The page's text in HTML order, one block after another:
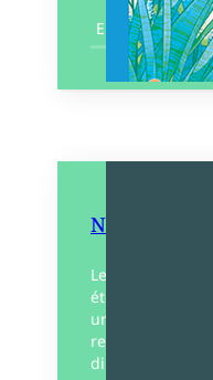
En savoir plus
Ni papier ni
Les textes de
été mis au
un éternel
reflet profond
dire…